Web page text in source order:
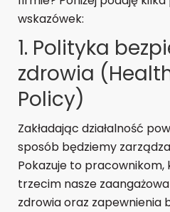
wskazówek:
1. Polityka
zdrowia
Policy)
Zakładając działalność
sposób będziemy
Pokazuje to
trzecim nasze
zdrowia oraz zapewnienia